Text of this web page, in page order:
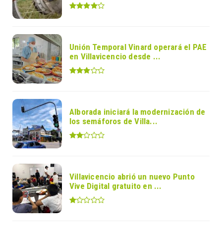
Unión Temporal Vinard operará el PAE
en Villavicencio desde ...
Alborada iniciará la modernización de
los semáforos de Villa...
Villavicencio abrió un nuevo Punto
Vive Digital gratuito en ...